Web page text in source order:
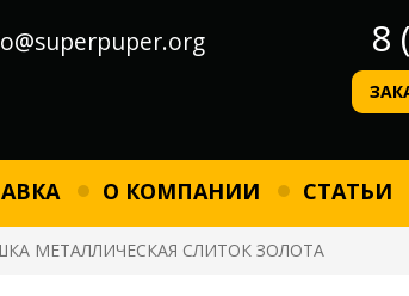
8
О КОМПАНИИ СТАТЬИ
МЕТАЛЛИЧЕСКАЯ СЛИТОК ЗОЛОТА